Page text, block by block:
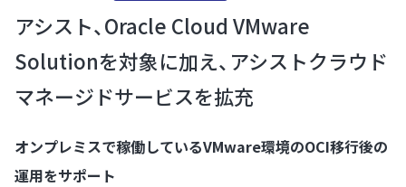
アシスト、Oracle Cloud VMware
Solutionを対象に加え、アシストクラウド
マネージドサービスを拡充
オンプレミスで稼働しているVMware環境のOCI移行後の
運用をサポート